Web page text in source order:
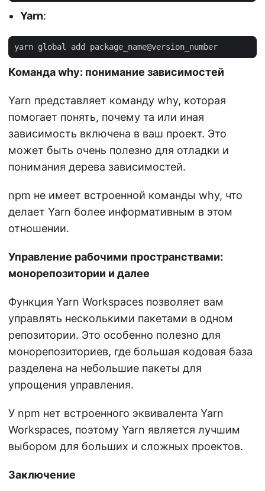
Yarn:
Команда why: понимание зависимостей
Yarn представляет команду why, которая
помогает понять, почему та или иная
зависимость включена в ваш проект. Это
может быть очень полезно для отладки и
понимания дерева зависимостей.
npm не имеет встроенной команды why, что
делает Yarn более информативным в этом
отношении.
Управление рабочими пространствами:
монорепозитории и далее
Функция Yarn Workspaces позволяет вам
управлять несколькими пакетами в одном
репозитории. Это особенно полезно для
монорепозиториев, где большая кодовая база
разделена на небольшие пакеты для
упрощения управления.
У npm нет встроенного эквивалента Yarn
Workspaces, поэтому Yarn является лучшим
выбором для больших и сложных проектов.
Заключение